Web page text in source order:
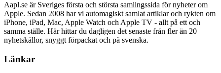
Aapl.se är Sveriges första och största samlingssida för nyheter om
Apple. Sedan 2008 har vi automagiskt samlat artiklar och rykten om
iPhone, iPad, Mac, Apple Watch och Apple TV - allt på ett och
samma ställe. Här hittar du dagligen det senaste från fler än 20
nyhetskällor, snyggt förpackat och på svenska.
Länkar